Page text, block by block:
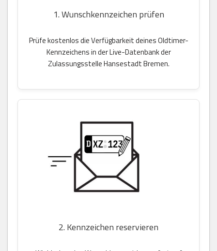
1. Wunschkennzeichen prüfen
Prüfe kostenlos die Verfügbarkeit deines Oldtimer-
Kennzeichens in der Live-Datenbank der
Zulassungsstelle Hansestadt Bremen.
2. Kennzeichen reservieren